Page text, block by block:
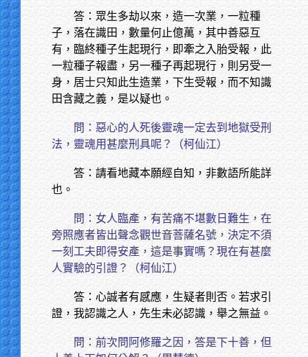
答：眾生多劫以來，造一次業，一粒種
子，落在識田，數量何止億萬，其中善惡互
有，臨終種子生起現行，即牽之入胎受報，此
一粒種子報盡，另一種子再起現行，則另受一
身，居士只知此生造業，下生受報，而不知識
田含藏之義，是以疑也。
問：惡心的人死後靈魂一定去到地獄受刑
法，靈魂用甚麼刑具呢？（柯仙江）
答：請看地藏本願經自知，非數語所能詳
也。
問：女人臨產，有苦痛不堪數日難生，在
旁照應者皆出聲念觀世音菩薩名號，決定不須
一刻工夫即得安產，這是事實嗎？現在有甚麼
人實驗的引證？（柯仙江）
答：心誠者有感應，生疑者則否。若求引
證，我認識之人，先生未必認識，舉之無益。
問：前次問阿修羅之因，答是下十善，但